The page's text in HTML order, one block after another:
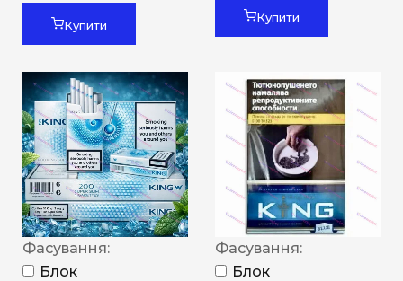
Купити
Купити
Фасування:
Блок
Фасування:
Блок